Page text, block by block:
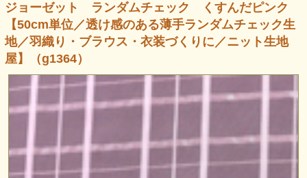
ジョーゼット ランダムチェック くすんだピンク
【50cm単位／透け感のある薄手ランダムチェック生
地／羽織り・ブラウス・衣装づくりに／ニット生地
屋】（g1364）